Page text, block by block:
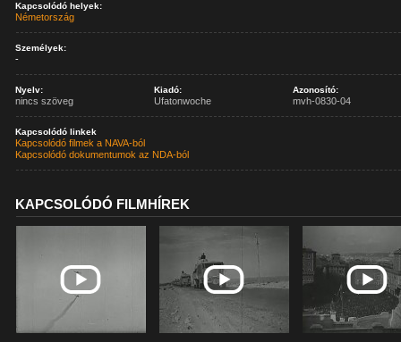
Kapcsolódó helyek:
Németország
Személyek:
-
Nyelv:
nincs szöveg
Kiadó:
Ufatonwoche
Azonosító:
mvh-0830-04
Kapcsolódó linkek
Kapcsolódó filmek a NAVA-ból
Kapcsolódó dokumentumok az NDA-ból
KAPCSOLÓDÓ FILMHÍREK